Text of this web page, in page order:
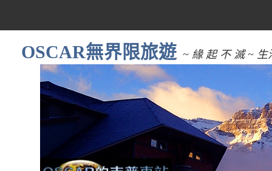
OSCAR無界限旅遊 ~ 緣 起 不 滅 ~ 生